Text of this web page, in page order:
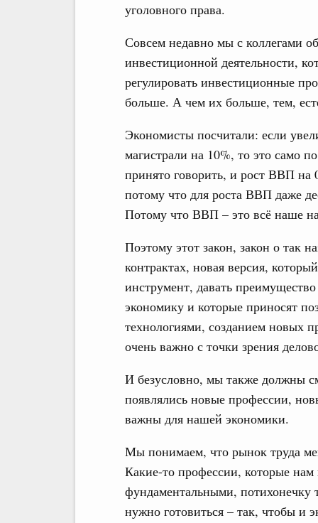
уголовного права.
Совсем недавно мы с коллегами
инвестиционной деятельности,
регулировать инвестиционные
больше. А чем их больше, тем,
Экономисты посчитали: если
магистрали на 10%, то это само
принято говорить, и рост ВВП на
потому что для роста ВВП даже
Потому что ВВП – это всё наше
Поэтому этот закон, закон о так
контрактах, новая версия,
инструмент, давать
экономику и которые приносят
технологиями, созданием новых
очень важно с точки зрения
И безусловно, мы также должны
появлялись новые профессии,
важны для нашей экономики.
Мы понимаем, что рынок труда
Какие-то профессии, которые нам
фундаментальными, потихонечку
нужно готовиться – так, чтобы и